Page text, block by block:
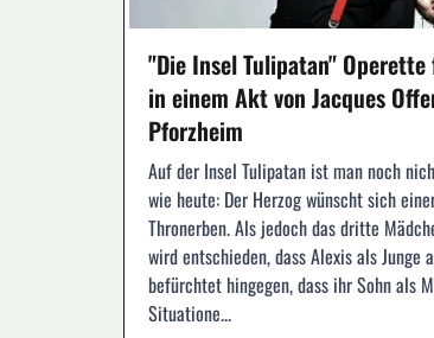
"Die Insel Tulipatan"
in einem Akt von Jacques
Pforzheim
Auf der Insel Tulipatan ist man noch
wie heute: Der Herzog wünscht sich
Thronerben. Als jedoch das dritte
wird entschieden, dass Alexis als Junge
befürchtet hingegen, dass ihr Sohn als
Situatione...